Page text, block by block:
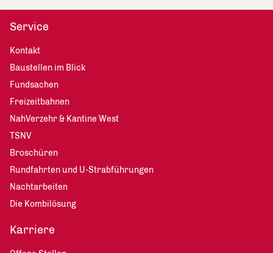
Service
Kontakt
Baustellen im Blick
Fundsachen
Freizeitbahnen
NahVerzehr & Kantine West
TSNV
Broschüren
Rundfahrten und U-Strabführungen
Nachtarbeiten
Die Kombilösung
Karriere